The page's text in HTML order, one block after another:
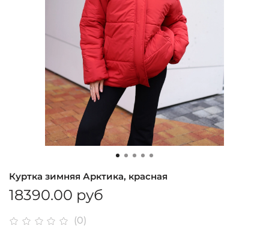
(0)
Куртка зимняя Арктика, красная
18390.00 руб